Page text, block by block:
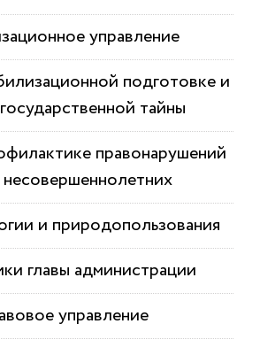
управление
подготовке и
тайны
правонарушений
и природопользования
главы администрации
управление